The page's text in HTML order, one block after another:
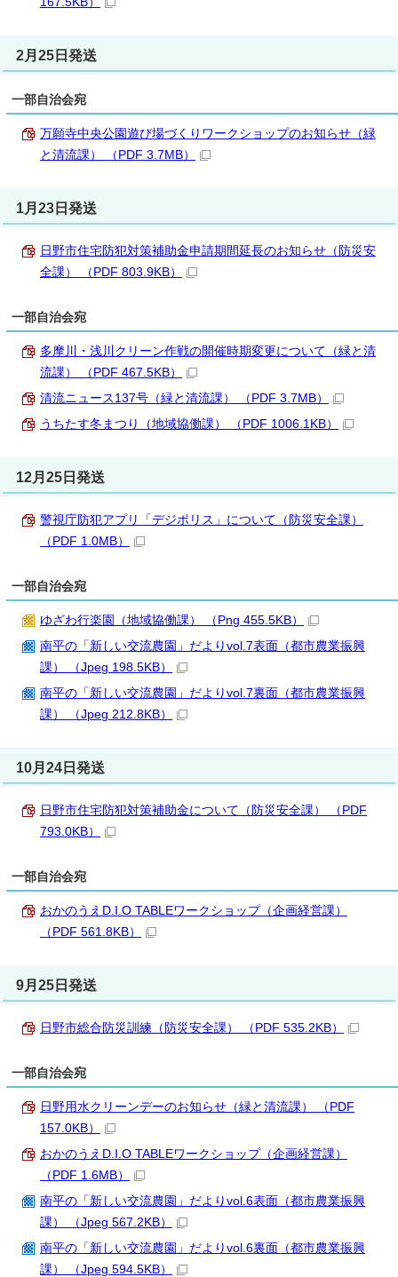
2月25日発送
一部自治会宛
万願寺中央公園遊び場づくりワークショップのお知らせ（緑
と清流課） （PDF 3.7MB）
1月23日発送
日野市住宅防犯対策補助金申請期間延長のお知らせ（防災安
全課） （PDF 803.9KB）
一部自治会宛
多摩川・浅川クリーン作戦の開催時期変更について（緑と清
流課） （PDF 467.5KB）
清流ニュース137号（緑と清流課） （PDF 3.7MB）
うちたす冬まつり（地域協働課） （PDF 1006.1KB）
12月25日発送
警視庁防犯アプリ「デジポリス」について（防災安全課）
（PDF 1.0MB）
一部自治会宛
ゆざわ行楽園（地域協働課） （Png 455.5KB）
南平の「新しい交流農園」だよりvol.7表面（都市農業振興
課） （Jpeg 198.5KB）
南平の「新しい交流農園」だよりvol.7裏面（都市農業振興
課） （Jpeg 212.8KB）
10月24日発送
日野市住宅防犯対策補助金について（防災安全課） （PDF
793.0KB）
一部自治会宛
おかのうえD.I.O TABLEワークショップ（企画経営課）
（PDF 561.8KB）
9月25日発送
日野市総合防災訓練（防災安全課） （PDF 535.2KB）
一部自治会宛
日野用水クリーンデーのお知らせ（緑と清流課） （PDF
157.0KB）
おかのうえD.I.O TABLEワークショップ（企画経営課）
（PDF 1.6MB）
南平の「新しい交流農園」だよりvol.6表面（都市農業振興
課） （Jpeg 567.2KB）
南平の「新しい交流農園」だよりvol.6裏面（都市農業振興
課） （Jpeg 594.5KB）